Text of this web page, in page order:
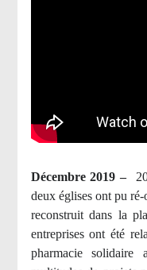
Décembre 2019 –
deux églises ont pu
reconstruit dans la
entreprises ont été
pharmacie